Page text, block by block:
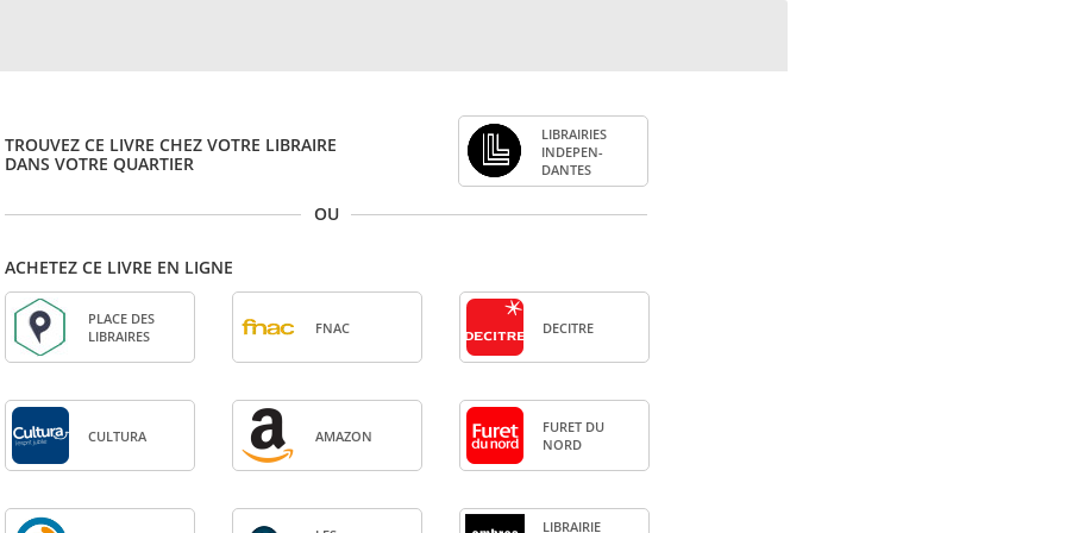
TROUVEZ CE LIVRE CHEZ VOTRE LIBRAIRE
DANS VOTRE QUARTIER
LIBRAI­RIES
INDE­PEN­
DANTES
OU
ACHETEZ CE LIVRE EN LIGNE
PLACE DES
LIBRAIRES
FNAC DECITRE
CULTURA AMA­ZON
FURET DU
NORD
LIBRAI­RIE